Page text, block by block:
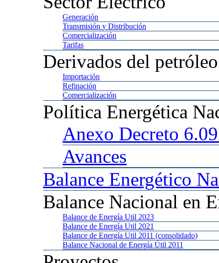
Generación
Transmisión y Distribución
Comercialización
Tarifas
Derivados del petróleo
Importación
Refinación
Comercialización
Política Energética
Anexo Decreto
Avances
Balance Energético
Balance Nacional en
Balance de Energía Util 2023
Balance de Energía Util 2021
Balance de Energía Util 2011 (consolidado)
Balance Nacional de Energía Útil 2011